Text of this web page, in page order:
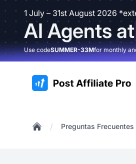
1 July – 31st August 2026
AI Agents at
Use codeSUMMER-33Mfor monthly
:site.title
/ Preguntas Frecuentes